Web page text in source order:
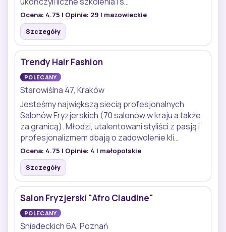
Ocena: 4.75 | Opinie: 29 | mazowieckie
Szczegóły
Trendy Hair Fashion
POLECANY
Starowiślna 47, Kraków
Jesteśmy największą siecią profesjonalnych
Salonów Fryzjerskich (70 salonów w kraju a także
za granicą). Młodzi, utalentowani styliści z pasją i
profesjonalizmem dbają o zadowolenie kli…
Ocena: 4.75 | Opinie: 4 | małopolskie
Szczegóły
Salon Fryzjerski "Afro Claudine"
POLECANY
Śniadeckich 6A, Poznań